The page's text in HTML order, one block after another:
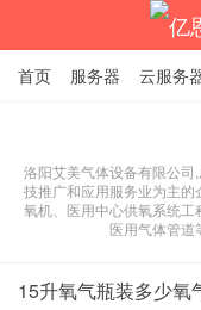
亿
首页 服务器 云服务
洛阳艾美气体设备有限公
技推广和应用服务业为主
氧机、医用中心供氧系统工
医用气体管道
15升氧气瓶装多少氧